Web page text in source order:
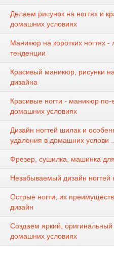
Делаем рисунок на ногтях и
домашних условиях
Маникюр на коротких ногтях
тенденции
Красивый маникюр, рисунки
дизайна
Красивые ногти - маникюр по-
домашних условиях
Дизайн ногтей шилак и
удаления в домашних услови ...
Фрезер, сушилка, машинка
Незабываемый дизайн ногтей
Острые ногти, их
дизайн
Создаем яркий,
домашних условиях